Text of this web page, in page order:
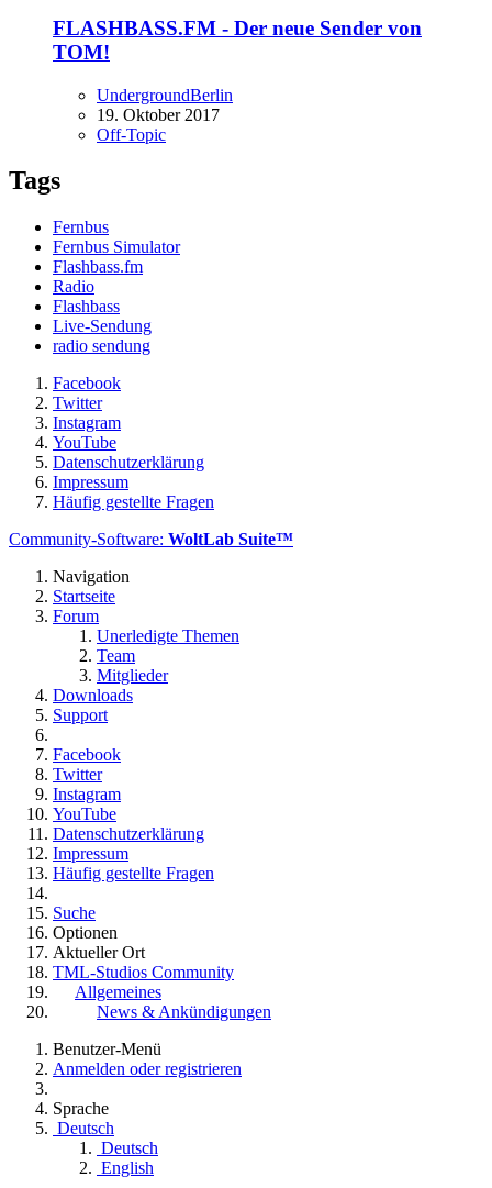
FLASHBASS.FM - Der neue Sender von
TOM!
UndergroundBerlin
19. Oktober 2017
Off-Topic
Tags
Fernbus
Fernbus Simulator
Flashbass.fm
Radio
Flashbass
Live-Sendung
radio sendung
Facebook
Twitter
Instagram
YouTube
Datenschutzerklärung
Impressum
Häufig gestellte Fragen
Community-Software: WoltLab Suite™
Navigation
Startseite
Forum
Unerledigte Themen
Team
Mitglieder
Downloads
Support
Facebook
Twitter
Instagram
YouTube
Datenschutzerklärung
Impressum
Häufig gestellte Fragen
Suche
Optionen
Aktueller Ort
TML-Studios Community
Allgemeines
News & Ankündigungen
Benutzer-Menü
Anmelden oder registrieren
Sprache
Deutsch
Deutsch
English